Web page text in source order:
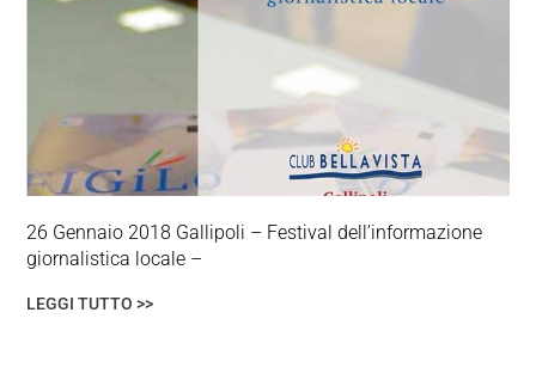
26 Gennaio 2018 Gallipoli – Festival dell’informazione
giornalistica locale –
LEGGI TUTTO >>